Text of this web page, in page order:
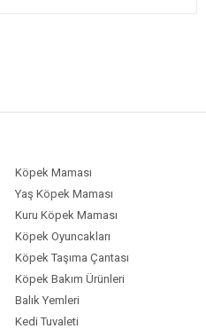
Köpek Maması
Yaş Köpek Maması
Kuru Köpek Maması
Köpek Oyuncakları
Köpek Taşıma Çantası
Köpek Bakım Ürünleri
Balık Yemleri
Kedi Tuvaleti